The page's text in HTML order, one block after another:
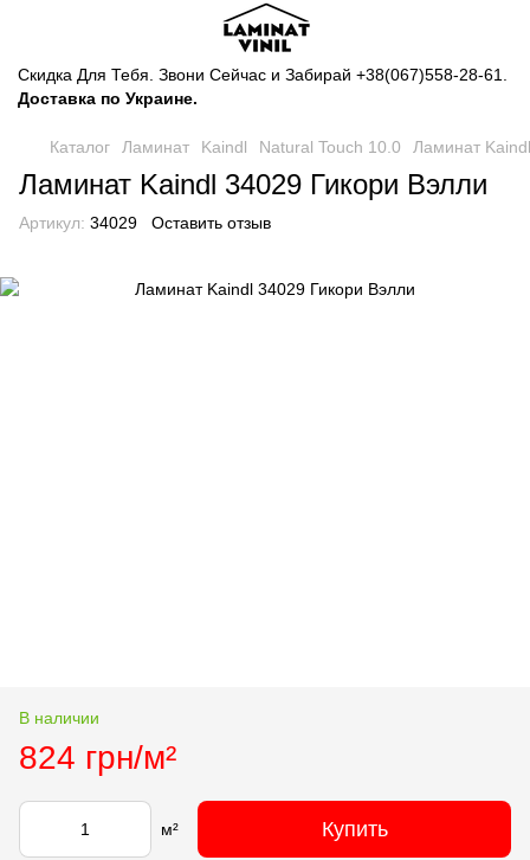
Скидка Для Тебя. Звони Сейчас и Забирай +38(067)558-28-61
Доставка по Украине.
Каталог Ламинат Kaindl Natural Touch 10.0 Ламинат
Ламинат Kaindl 34029 Гикори Вэлли
Артикул: 34029 Оставить отзыв
В наличии
824 грн/м²
м² Купить